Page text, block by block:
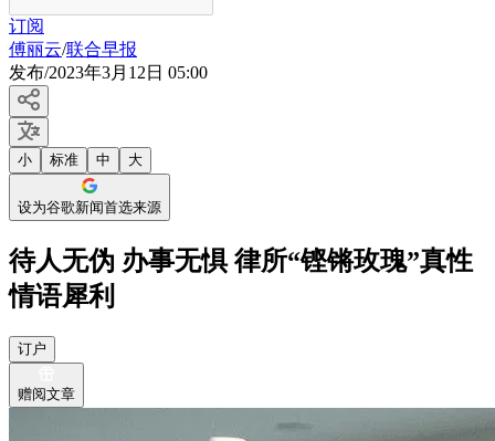
订阅
傅丽云/联合早报
发布/2023年3月12日 05:00
小 标准 中 大
设为谷歌新闻首选来源
待人无伪 办事无惧 律所“铿锵玫瑰”真性
情语犀利
订户
赠阅文章